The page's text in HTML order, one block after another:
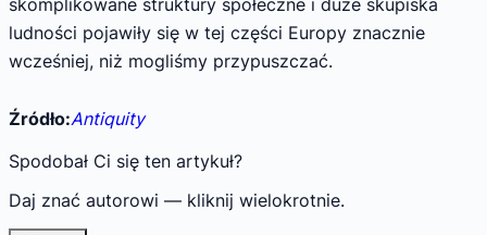
ludności pojawiły się w tej części Europy znacznie
wcześniej, niż mogliśmy przypuszczać.
Źródło:Antiquity
Spodobał Ci się ten artykuł?
Daj znać autorowi — kliknij wielokrotnie.